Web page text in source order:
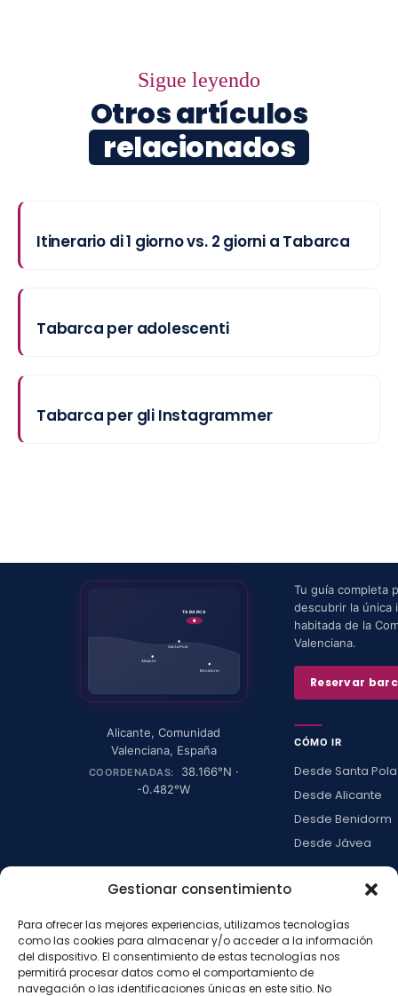
Gestionar consentimiento
Para ofrecer las mejores experiencias, utilizamos tecnologías
como las cookies para almacenar y/o acceder a la información
del dispositivo. El consentimiento de estas tecnologías nos
permitirá procesar datos como el comportamiento de
navegación o las identificaciones únicas en este sitio. No
Sigue leyendo
Otros artículos
relacionados
Itinerario di 1 giorno vs. 2 giorni a Tabarca
Tabarca per adolescenti
Tabarca per gli Instagrammer
TABARCA
Santa Pola
Alicante
Benidorm
Alicante,Comunidad
Valenciana, España
COORDENADAS: 38.166°N ·
-0.482°W
Tu guía completa
descubrir la única
habitada de la
Valenciana.
Reservar
CÓMO IR
Desde Santa Pola
Desde Alicante
Desde Benidorm
Desde Jávea
LA ISLA
Actividades
Blog